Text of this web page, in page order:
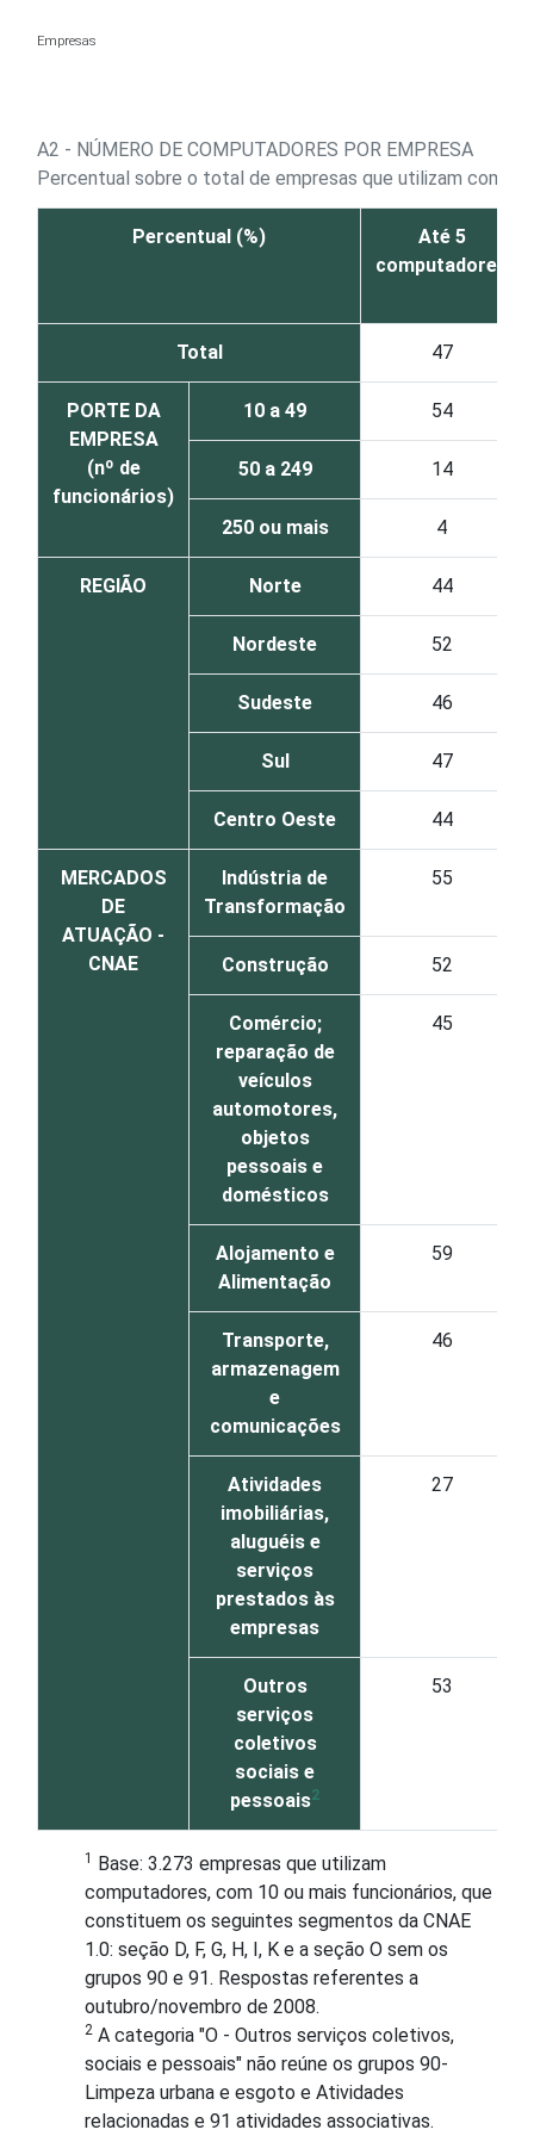
Empresas
A2 - NÚMERO DE COMPUTADORES POR EMPRESA
Percentual sobre o total de empresas que utilizam
Percentual (%)
Até 5
computadores
Total 47
PORTE DA
EMPRESA
(nº de
funcionários)
10 a 49 54
50 a 249 14
250 ou mais 4
REGIÃO Norte 44
Nordeste 52
Sudeste 46
Sul 47
Centro Oeste 44
MERCADOS
DE
ATUAÇÃO -
CNAE
Indústria de
Transformação
55
Construção 52
Comércio;
reparação de
veículos
automotores,
objetos
pessoais e
domésticos
45
Alojamento e
Alimentação
59
Transporte,
armazenagem
e
comunicações
46
Atividades
imobiliárias,
aluguéis e
serviços
prestados às
empresas
27
Outros
serviços
coletivos
sociais e
pessoais2
53
1 Base: 3.273 empresas que utilizam
computadores, com 10 ou mais funcionários, que
constituem os seguintes segmentos da CNAE
1.0: seção D, F, G, H, I, K e a seção O sem os
grupos 90 e 91. Respostas referentes a
outubro/novembro de 2008.
2 A categoria "O - Outros serviços coletivos,
sociais e pessoais" não reúne os grupos 90-
Limpeza urbana e esgoto e Atividades
relacionadas e 91 atividades associativas.